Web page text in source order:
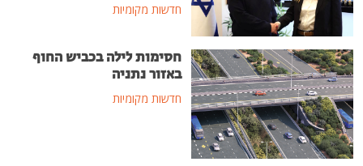
חדשות מקומיות
חסימות לילה בכביש החוף
באזור נתניה
חדשות מקומיות